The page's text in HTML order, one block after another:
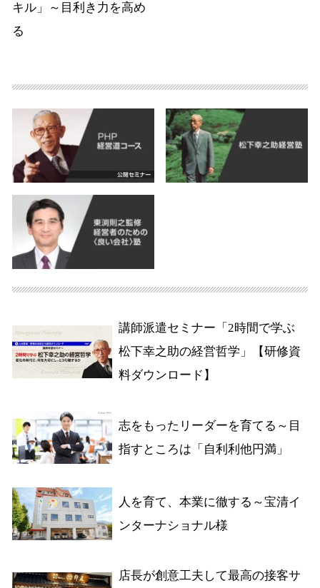
キル」～目利き力を高め
る
講師派遣セミナー「2時間で学ぶ
松下幸之助の経営哲学」【研修資
料ダウンロード】
志をもったリーダーを育てる～目
指すところは「自利利他円満」
人を育て、本業に徹する～宝清イ
ンターナショナル様
店長が創意工夫して最高の接客サ